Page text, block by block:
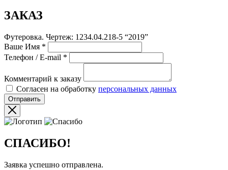
ЗАКАЗ
Футеровка. Чертеж: 1234.04.218-5 “2019”
Ваше Имя *
Телефон / E-mail *
Комментарий к заказу
Согласен на обработку персональных данных
Отправить
СПАСИБО!
Заявка успешно отправлена.